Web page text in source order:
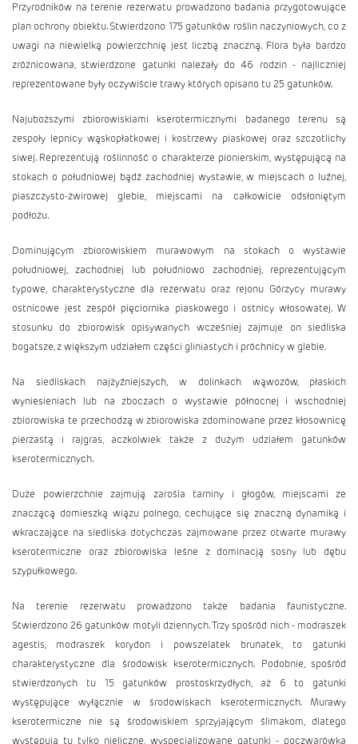
Przyrodników na terenie rezerwatu prowadzono badania przygotowujące
plan ochrony obiektu. Stwierdzono 175 gatunków roślin naczyniowych, co z
uwagi na niewielką powierzchnię jest liczbą znaczną. Flora była bardzo
zróżnicowana, stwierdzone gatunki należały do 46 rodzin - najliczniej
reprezentowane były oczywiście trawy których opisano tu 25 gatunków.
Najuboższymi zbiorowiskiami kserotermicznymi badanego terenu są
zespoły lepnicy wąskopłatkowej i kostrzewy piaskowej oraz szczotlichy
siwej. Reprezentują roślinność o charakterze pionierskim, występującą na
stokach o południowej bądź zachodniej wystawie, w miejscach o luźnej,
piaszczysto-żwirowej glebie, miejscami na całkowicie odsłoniętym
podłożu.
Dominującym zbiorowiskiem murawowym na stokach o wystawie
południowej, zachodniej lub południowo zachodniej, reprezentującym
typowe, charakterystyczne dla rezerwatu oraz rejonu Górzycy murawy
ostnicowe jest zespół pięciornika piaskowego i ostnicy włosowatej. W
stosunku do zbiorowisk opisywanych wcześniej zajmuje on siedliska
bogatsze, z większym udziałem części gliniastych i próchnicy w glebie.
Na siedliskach najżyźniejszych, w dolinkach wąwozów, płaskich
wyniesieniach lub na zboczach o wystawie północnej i wschodniej
zbiorowiska te przechodzą w zbiorowiska zdominowane przez kłosownicę
pierzastą i rajgras, aczkolwiek także z dużym udziałem gatunków
kserotermicznych.
Duże powierzchnie zajmują zarośla tarniny i głogów, miejscami ze
znaczącą domieszką wiązu polnego, cechujące się znaczną dynamiką i
wkraczające na siedliska dotychczas zajmowane przez otwarte murawy
kserotermiczne oraz zbiorowiska leśne z dominacją sosny lub dębu
szypułkowego.
Na terenie rezerwatu prowadzono także badania faunistyczne.
Stwierdzono 26 gatunków motyli dziennych. Trzy spośród nich - modraszek
agestis, modraszek korydon i powszelatek brunatek, to gatunki
charakterystyczne dla środowisk kserotermicznych. Podobnie, spośród
stwierdzonych tu 15 gatunków prostoskrzydłych, aż 6 to gatunki
występujące wyłącznie w środowiskach kserotermicznych. Murawy
kserotermiczne nie są środowiskiem sprzyjającym ślimakom, dlatego
występują tu tylko nieliczne, wyspecjalizowane gatunki - poczwarówka